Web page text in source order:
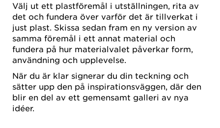
Välj ut ett plastföremål i utställningen, rita av
det och fundera över varför det är tillverkat i
just plast. Skissa sedan fram en ny version av
samma föremål i ett annat material och
fundera på hur materialvalet påverkar form,
användning och upplevelse.
När du är klar signerar du din teckning och
sätter upp den på inspirationsväggen, där den
blir en del av ett gemensamt galleri av nya
idéer.